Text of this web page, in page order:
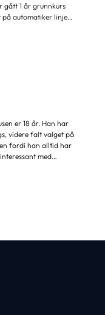
gått 1 år grunnkurs
på automatiker linjen
sitt fagfelt og tar
er 18 år. Han har
videre falt valget på
fordi han alltid har
med